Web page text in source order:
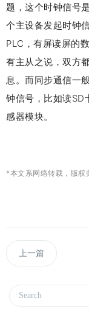
题，这个时钟信号
个主设备发起时钟
PLC，有屏读屏的
有主从之说，双方
息。而同步通信一
钟信号，比如读SD
感器模块。
*本文系网络转载，版权
上一篇